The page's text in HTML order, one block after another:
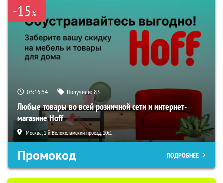
-15%
03:16:53 Получили:83
Любые товары во всей розничной сети и интернет-
магазине Hoff
Москва, 1-й Волоколамский проезд, 10с1
Промокод ПОДРОБНЕЕ